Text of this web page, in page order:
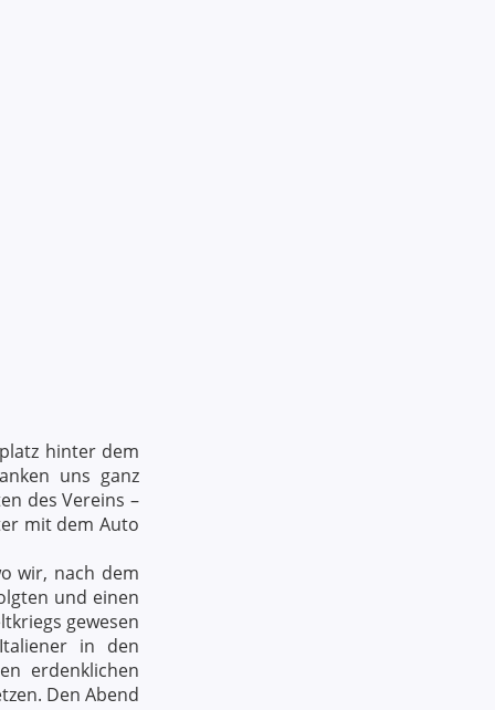
hinter dem
uns ganz
des Vereins –
mit dem Auto
wir, nach dem
und einen
gewesen
in den
erdenklichen
Den Abend